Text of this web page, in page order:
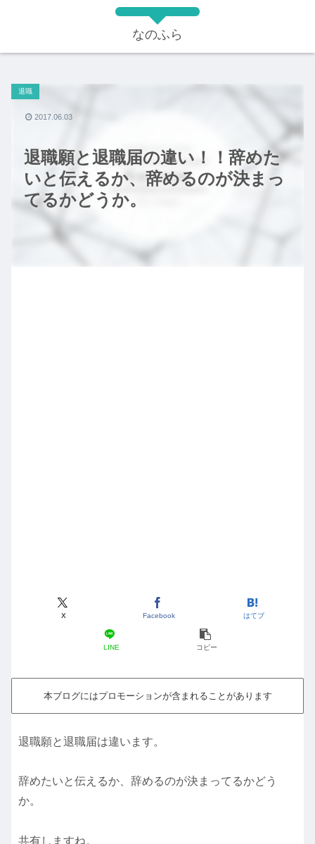
なのふら
退職願と退職届の違い！！辞めた
いと伝えるか、辞めるのが決まっ
てるかどうか。
退職
X Facebook はてブ
LINE コピー
2017.06.03
本ブログにはプロモーションが含まれることがあります
退職願と退職届は違います。
辞めたいと伝えるか、辞めるのが決まってるかどう
か。
共有しますね。